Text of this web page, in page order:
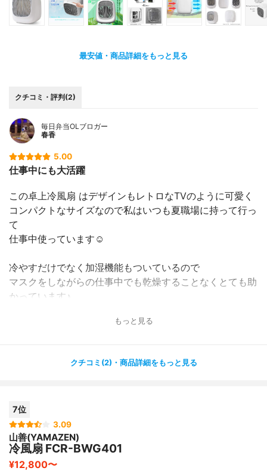
最安値・商品詳細をもっと見る
クチコミ・評判(2)
毎日弁当OLブロガー
春香
5.00
仕事中にも大活躍
この卓上冷風扇 はデザインもレトロなTVのように可愛く
コンパクトなサイズなので私はいつも夏職場に持って行っ
て
仕事中使っています☺︎
冷やすだけでなく加湿機能もついているので
マスクをしながらの仕事中でも乾燥することなくとても助
かっています♪
水タンクのふたにアロマオイルを入れることもできるので
３０００円というお値段にも関わらずそれ以上の機能を備
えているので
お家でも仕事場でも大活躍間違いなしの商品です⭐︎
もっと見る
クチコミ(2)・商品詳細をもっと見る
7位
3.09
山善(YAMAZEN)
冷風扇 FCR-BWG401
¥12,800〜